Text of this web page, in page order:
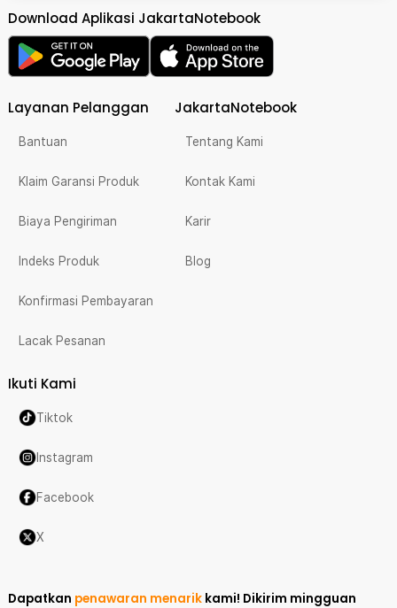
Download Aplikasi JakartaNotebook
Layanan Pelanggan
Bantuan
Klaim Garansi Produk
Biaya Pengiriman
Indeks Produk
Konfirmasi Pembayaran
Lacak Pesanan
JakartaNotebook
Tentang Kami
Kontak Kami
Karir
Blog
Ikuti Kami
Tiktok
Instagram
Facebook
X
Dapatkan penawaran menarik kami! Dikirim mingguan